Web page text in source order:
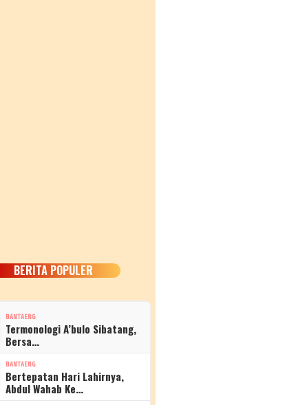
BERITA POPULER
BANTAENG
Termonologi A’bulo Sibatang,
Bersa…
BANTAENG
Bertepatan Hari Lahirnya,
Abdul Wahab Ke…